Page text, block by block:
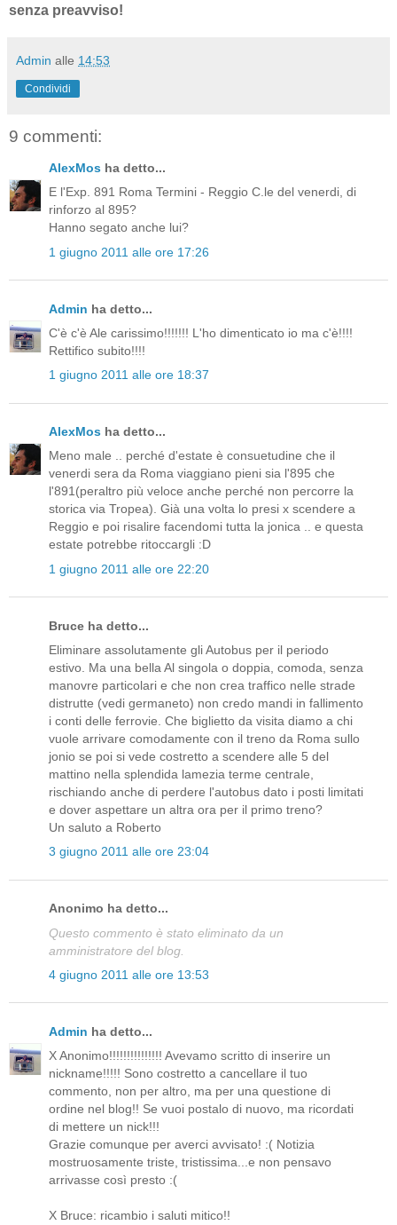
senza preavviso!
Admin alle 14:53
Condividi
9 commenti:
AlexMos ha detto...
E l'Exp. 891 Roma Termini - Reggio C.le del venerdi, di
rinforzo al 895?
Hanno segato anche lui?
1 giugno 2011 alle ore 17:26
Admin ha detto...
C'è c'è Ale carissimo!!!!!!! L'ho dimenticato io ma c'è!!!!
Rettifico subito!!!!
1 giugno 2011 alle ore 18:37
AlexMos ha detto...
Meno male .. perché d'estate è consuetudine che il
venerdi sera da Roma viaggiano pieni sia l'895 che
l'891(peraltro più veloce anche perché non percorre la
storica via Tropea). Già una volta lo presi x scendere a
Reggio e poi risalire facendomi tutta la jonica .. e questa
estate potrebbe ritoccargli :D
1 giugno 2011 alle ore 22:20
Bruce ha detto...
Eliminare assolutamente gli Autobus per il periodo
estivo. Ma una bella Al singola o doppia, comoda, senza
manovre particolari e che non crea traffico nelle strade
distrutte (vedi germaneto) non credo mandi in fallimento
i conti delle ferrovie. Che biglietto da visita diamo a chi
vuole arrivare comodamente con il treno da Roma sullo
jonio se poi si vede costretto a scendere alle 5 del
mattino nella splendida lamezia terme centrale,
rischiando anche di perdere l'autobus dato i posti limitati
e dover aspettare un altra ora per il primo treno?
Un saluto a Roberto
3 giugno 2011 alle ore 23:04
Anonimo ha detto...
Questo commento è stato eliminato da un
amministratore del blog.
4 giugno 2011 alle ore 13:53
Admin ha detto...
X Anonimo!!!!!!!!!!!!!!! Avevamo scritto di inserire un
nickname!!!!! Sono costretto a cancellare il tuo
commento, non per altro, ma per una questione di
ordine nel blog!! Se vuoi postalo di nuovo, ma ricordati
di mettere un nick!!!
Grazie comunque per averci avvisato! :( Notizia
mostruosamente triste, tristissima...e non pensavo
arrivasse così presto :(
X Bruce: ricambio i saluti mitico!!